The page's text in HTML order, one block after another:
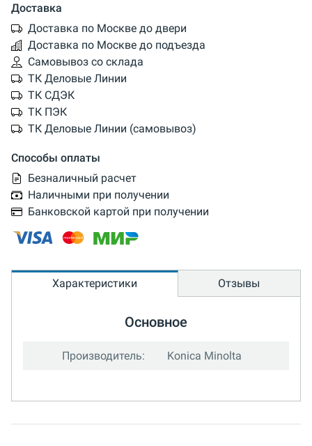
Доставка
Доставка по Москве до двери
Доставка по Москве до подъезда
Самовывоз со склада
ТК Деловые Линии
ТК СДЭК
ТК ПЭК
ТК Деловые Линии (самовывоз)
Способы оплаты
Безналичный расчет
Наличными при получении
Банковской картой при получении
Характеристики Отзывы
Основное
Производитель: Konica Minolta